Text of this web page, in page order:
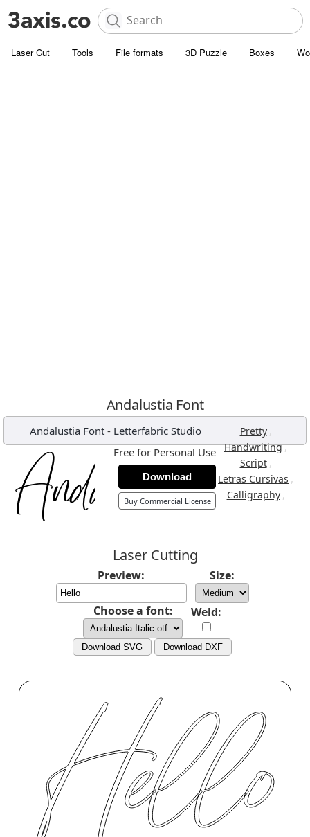
Laser Cut Tools File formats 3D Puzzle Boxes
Andalustia Font
Andalustia Font- Letterfabric Studio Pretty ,
Handwriting,
Script ,
Letras Cursivas ,
Calligraphy ,
Free for Personal Use
Download
Buy Commercial License
Laser Cutting
Preview: Size:
Choose a font: Weld:
Download SVG Download DXF